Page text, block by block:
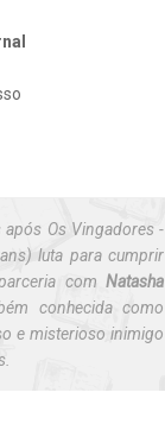
Os Vingadores -
luta para cumprir
com Natasha
conhecida como
e misterioso inimigo